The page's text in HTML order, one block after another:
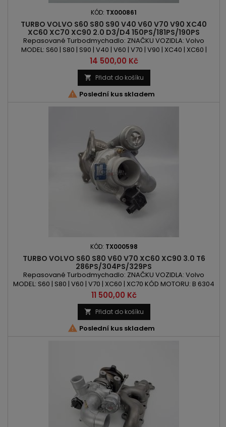
KÓD: TX000861
TURBO VOLVO S60 S80 S90 V40 V60 V70 V90 XC40
XC60 XC70 XC90 2.0 D3/D4 150PS/181PS/190PS
Repasované Turbodmychadlo: ZNAČKU VOZIDLA: Volvo
MODEL: S60 | S80 | S90 | V40 | V60 | V70 | V90 | XC40 | XC60 |
XC70 | XC90 KÓD MOTORU: D 4204 T4 | D 4204 T5 | D 4204 T12 |
D 4204 T14 OBSAH: 1969ccm 2.0 D3 | 2.0 D4 VÝKON: 150PS/110kW
| 181PS/133kW | 190PS/140kW ROK VÝROBY: 2013 -
Cena
14 500,00 Kč
 Přidat do košíku
 Poslední kus skladem
KÓD: TX000598
TURBO VOLVO S60 S80 V60 V70 XC60 XC90 3.0 T6
286PS/304PS/329PS
Repasované Turbodmychadlo: ZNAČKU VOZIDLA: Volvo
MODEL: S60 | S80 | V60 | V70 | XC60 | XC70 KÓD MOTORU: B 6304
T2 | B 6304 T3 | B 6304 T4 OBSAH: 2953ccm 3.0 T6 AWD VÝKON:
286PS/210kW | 304PS/224kW | 329PS/242kW ROK VÝROBY:
2010 -
Cena
11 500,00 Kč
 Přidat do košíku
 Poslední kus skladem